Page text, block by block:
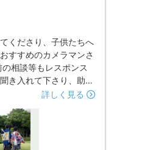
くださり、子供たちへ
すすめのカメラマンさ
相談等もレスポンス
き入れて下さり、助か
日もこちらのペースに
に対応して頂きまし
は素敵な瞬間ばかり
供たち本人も喜んでい
詳しく見る